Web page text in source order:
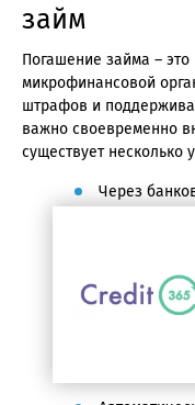
займ
Погашение займа – это
микрофинансовой
штрафов и
важно своевременно
существует несколько
Через
QIWI, ЭЛСИТ
В отделении
Через